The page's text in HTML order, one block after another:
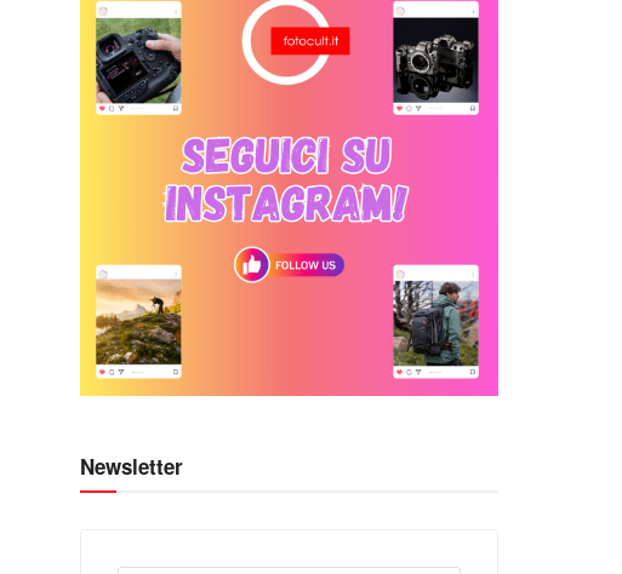
Newsletter